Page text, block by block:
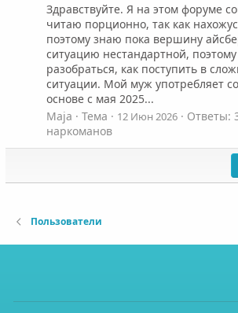
Здравствуйте. Я на этом форуме
читаю порционно, так как
поэтому знаю пока вершину
ситуацию нестандартной,
разобраться, как поступить в
ситуации. Мой муж употребляет
основе с мая 2025...
Maja
Тема 12 Июн 2026 Ответы:
наркоманов
Пользователи